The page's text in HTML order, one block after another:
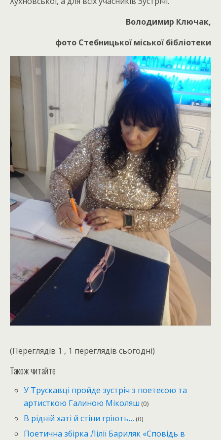
Володимир Ключак,
фото Стебницької міської бібліотеки
(Переглядів 1 , 1 переглядів сьогодні)
Також читайте
У Трускавці пройде зустріч з поетесою та
артисткою Галиною Міколяш (0)
В рідній хаті й стіни гріють… (0)
Поетична збірка Лілії Бариляк «Сповідь в